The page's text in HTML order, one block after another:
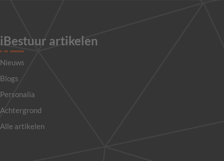
iBestuur artikelen
Nieuws
Blogs
Personalia
Achtergrond
Alle artikelen